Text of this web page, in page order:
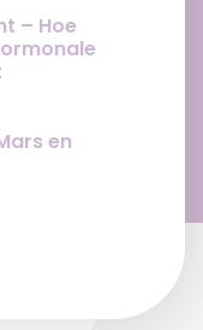
– Hoe
en